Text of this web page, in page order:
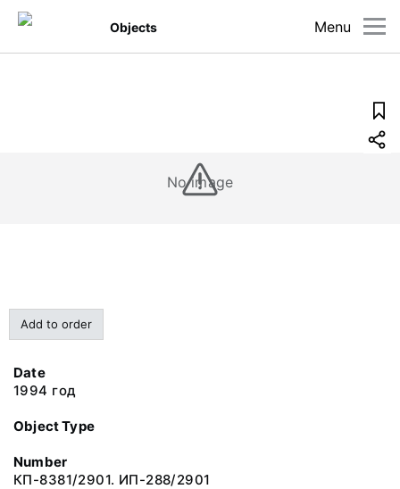
Menu
Objects
No image
Add to order
Date
1994 год
Object Type
Number
КП-8381/2901. ИП-288/2901